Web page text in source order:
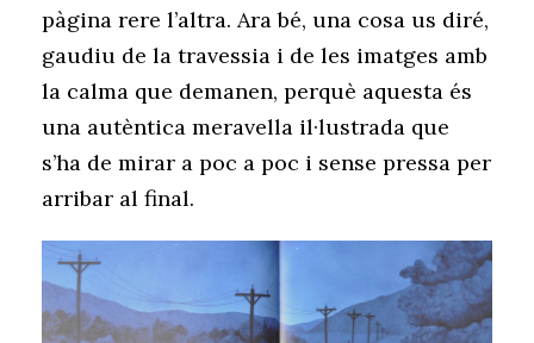
pàgina rere l’altra. Ara bé, una cosa us diré,
gaudiu de la travessia i de les imatges amb
la calma que demanen, perquè aquesta és
una autèntica meravella il·lustrada que
s’ha de mirar a poc a poc i sense pressa per
arribar al final.